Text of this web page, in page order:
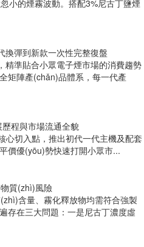
小的煙霧波動。搭配3%尼古丁鹽煙
換彈到新款一次性完整復盤
精準貼合小眾電子煙市場的消費趨勢
矩陣產(chǎn)品體系，每一代產
程與市場流通全貌
心切入點，推出初代一代主機及配套
價優(yōu)勢快速打開小眾市...
質(zhì)風險
含量、霧化釋放物均需符合強製
存在三大問題：一是尼古丁濃度虛